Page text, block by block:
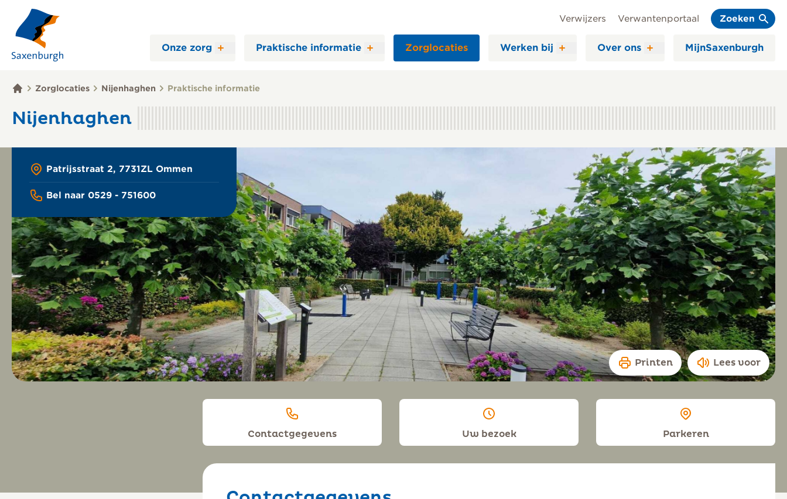
Onze zorg Praktische informatie Zorglocaties Werken bij Over ons MijnSaxenburgh
Verwijzers Verwantenportaal Zoeken
Zorglocaties Nijenhaghen Praktische informatie
Nijenhaghen
Patrijsstraat 2, 7731ZL Ommen
Bel naar 0529 - 751600
Printen Lees voor
Contactgegevens Uw bezoek Parkeren